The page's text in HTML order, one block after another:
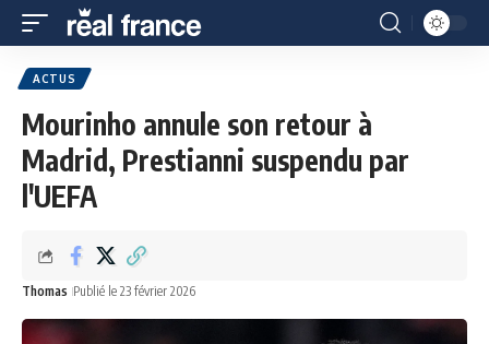
ACTUS
Mourinho annule son retour à
Madrid, Prestianni suspendu par
l'UEFA
Thomas Publié le 23 février 2026